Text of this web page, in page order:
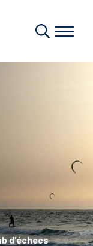
d’échecs